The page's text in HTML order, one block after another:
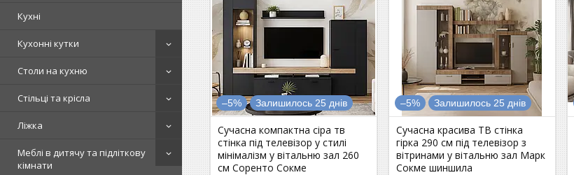
Кухні
Кухонні кутки
Столи на кухню
Стільці та крісла
Ліжка
Меблі в дитячу та підліткову
кімнати
–5% Залишилось 25 днів
Сучасна компактна сіра тв
стінка під телевізор у стилі
мінімалізм у вітальню зал 260
см Соренто Сокме
–5% Залишилось 25 днів
Сучасна красива ТВ стінка
гірка 290 см під телевізор з
вітринами у вітальню зал Марк
Сокме шиншила